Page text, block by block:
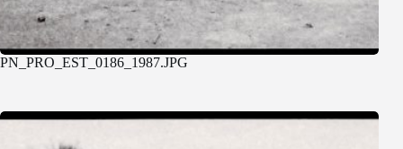
PN_PRO_EST_0186_1987.JPG